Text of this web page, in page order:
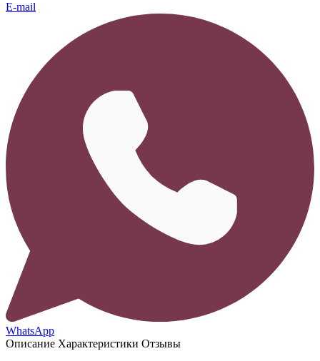
E-mail
WhatsApp
Описание Характеристики Отзывы